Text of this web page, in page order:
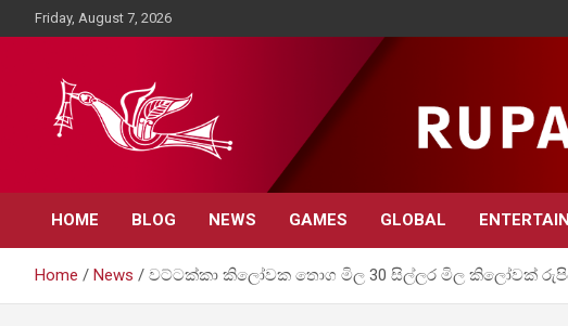
to
Friday, August 7, 2026
Rupavahini News
HOME BLOG NEWS GAMES GLOBAL
Home News වට්ටක්කා කිලෝවක තොග මිල 30 සිල්ලර මිල කිලෝවක්